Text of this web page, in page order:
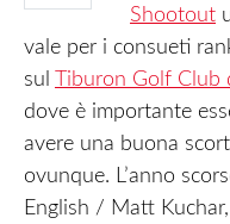
Shootout
vale per i consueti
sul
Tiburon Golf Club
dove è importante
avere una buona
ovunque. L’anno
English / Matt